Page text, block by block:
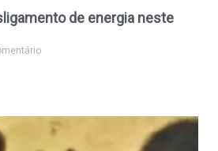
de energia neste